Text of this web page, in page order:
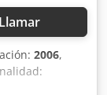
Llamar
2006,